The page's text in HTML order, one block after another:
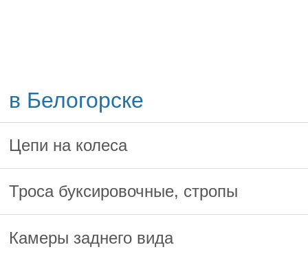
в Белогорске
Цепи на колеса
Троса буксировочные, стропы
Камеры заднего вида